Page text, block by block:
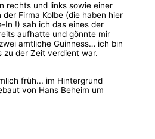
rechts und links sowie einer
Firma Kolbe (die haben hier
In !) sah ich das eines der
aufhatte und gönnte mir
amtliche Guinness… ich bin
zu der Zeit verdient war.
früh... im Hintergrund
von Hans Beheim um